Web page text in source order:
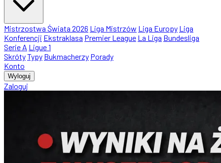
Mistrzostwa Świata 2026 Liga Mistrzów Liga Europy Liga
Konferencji Ekstraklasa Premier League La Liga Bundesliga
Serie A Ligue 1
SkrótyTypy Bukmacherzy Porady
Konto
Wyloguj
Zaloguj